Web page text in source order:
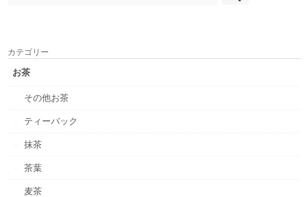
カテゴリー
お茶
その他お茶
ティーバック
抹茶
茶葉
麦茶